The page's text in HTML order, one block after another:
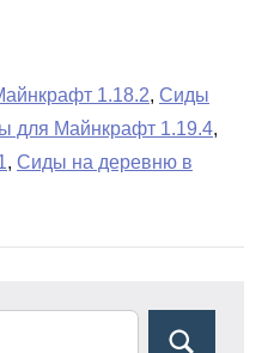
1.18.2, Сиды
для Майнкрафт 1.19.4,
, Сиды на деревню в